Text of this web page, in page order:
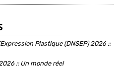
Plastique (DNSEP) 2026 ::
:: Un monde réel